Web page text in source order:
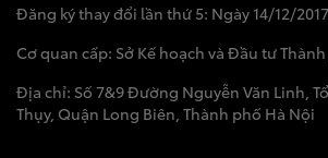
Đăng ký thay đổi lần thứ 5: Ngày 14/12/2017
Cơ quan cấp: Sở Kế hoạch và Đầu tư
Địa chỉ: Số 7&9 Đường Nguyễn Văn Linh,
Thụy, Quận Long Biên, Thành phố Hà Nội